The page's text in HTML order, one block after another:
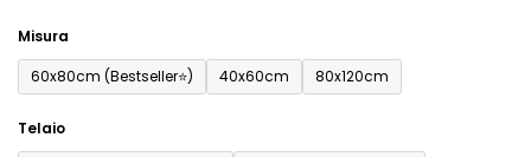
Misura
60x80cm (Bestseller⭐)
40x60cm 80x120cm
Telaio